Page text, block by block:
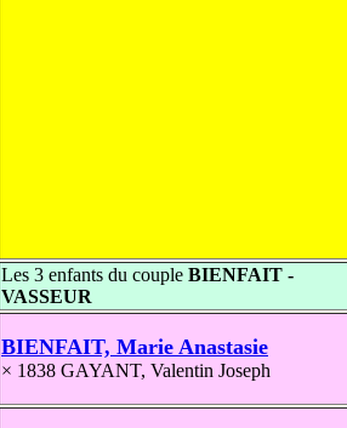
Les 3 enfants du couple BIENFAIT -
VASSEUR
BIENFAIT, Marie Anastasie
× 1838 GAYANT, Valentin Joseph